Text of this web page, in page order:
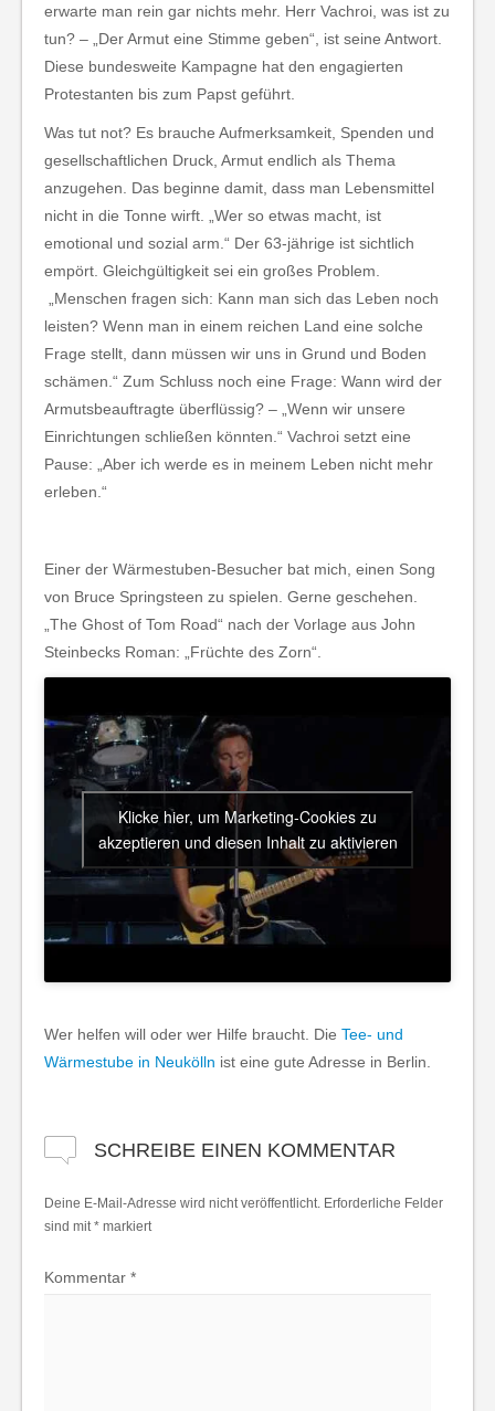
erwarte man rein gar nichts mehr. Herr Vachroi, was ist zu
tun? – „Der Armut eine Stimme geben“, ist seine Antwort.
Diese bundesweite Kampagne hat den engagierten
Protestanten bis zum Papst geführt.
Was tut not? Es brauche Aufmerksamkeit, Spenden und
gesellschaftlichen Druck, Armut endlich als Thema
anzugehen. Das beginne damit, dass man Lebensmittel
nicht in die Tonne wirft. „Wer so etwas macht, ist
emotional und sozial arm.“ Der 63-jährige ist sichtlich
empört. Gleichgültigkeit sei ein großes Problem.
„Menschen fragen sich: Kann man sich das Leben noch
leisten? Wenn man in einem reichen Land eine solche
Frage stellt, dann müssen wir uns in Grund und Boden
schämen.“ Zum Schluss noch eine Frage: Wann wird der
Armutsbeauftragte überflüssig? – „Wenn wir unsere
Einrichtungen schließen könnten.“ Vachroi setzt eine
Pause: „Aber ich werde es in meinem Leben nicht mehr
erleben.“
Einer der Wärmestuben-Besucher bat mich, einen Song
von Bruce Springsteen zu spielen. Gerne geschehen.
„The Ghost of Tom Road“ nach der Vorlage aus John
Steinbecks Roman: „Früchte des Zorn“.
Klicke hier, um Marketing-Cookies zu
akzeptieren und diesen Inhalt zu aktivieren
Wer helfen will oder wer Hilfe braucht. Die Tee- und
Wärmestube in Neukölln ist eine gute Adresse in Berlin.
SCHREIBE EINEN KOMMENTAR
Deine E-Mail-Adresse wird nicht veröffentlicht. Erforderliche Felder
sind mit* markiert
Kommentar *